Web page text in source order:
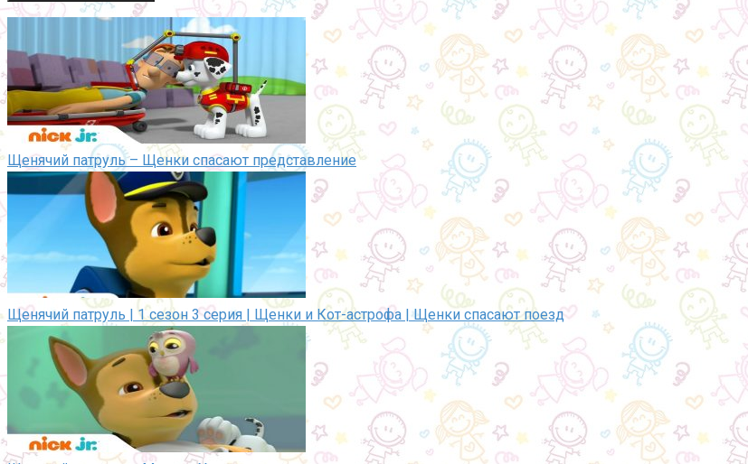
Щенячий патруль – Щенки спасают представление
Щенячий патруль | 1 сезон 3 серия | Щенки и Кот-астрофа | Щенки спасают поезд